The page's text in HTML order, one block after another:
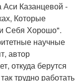
Аси Казанцевой -
Которые
Себя Хорошо".
научные
автор
откуда берутся
трудно работать